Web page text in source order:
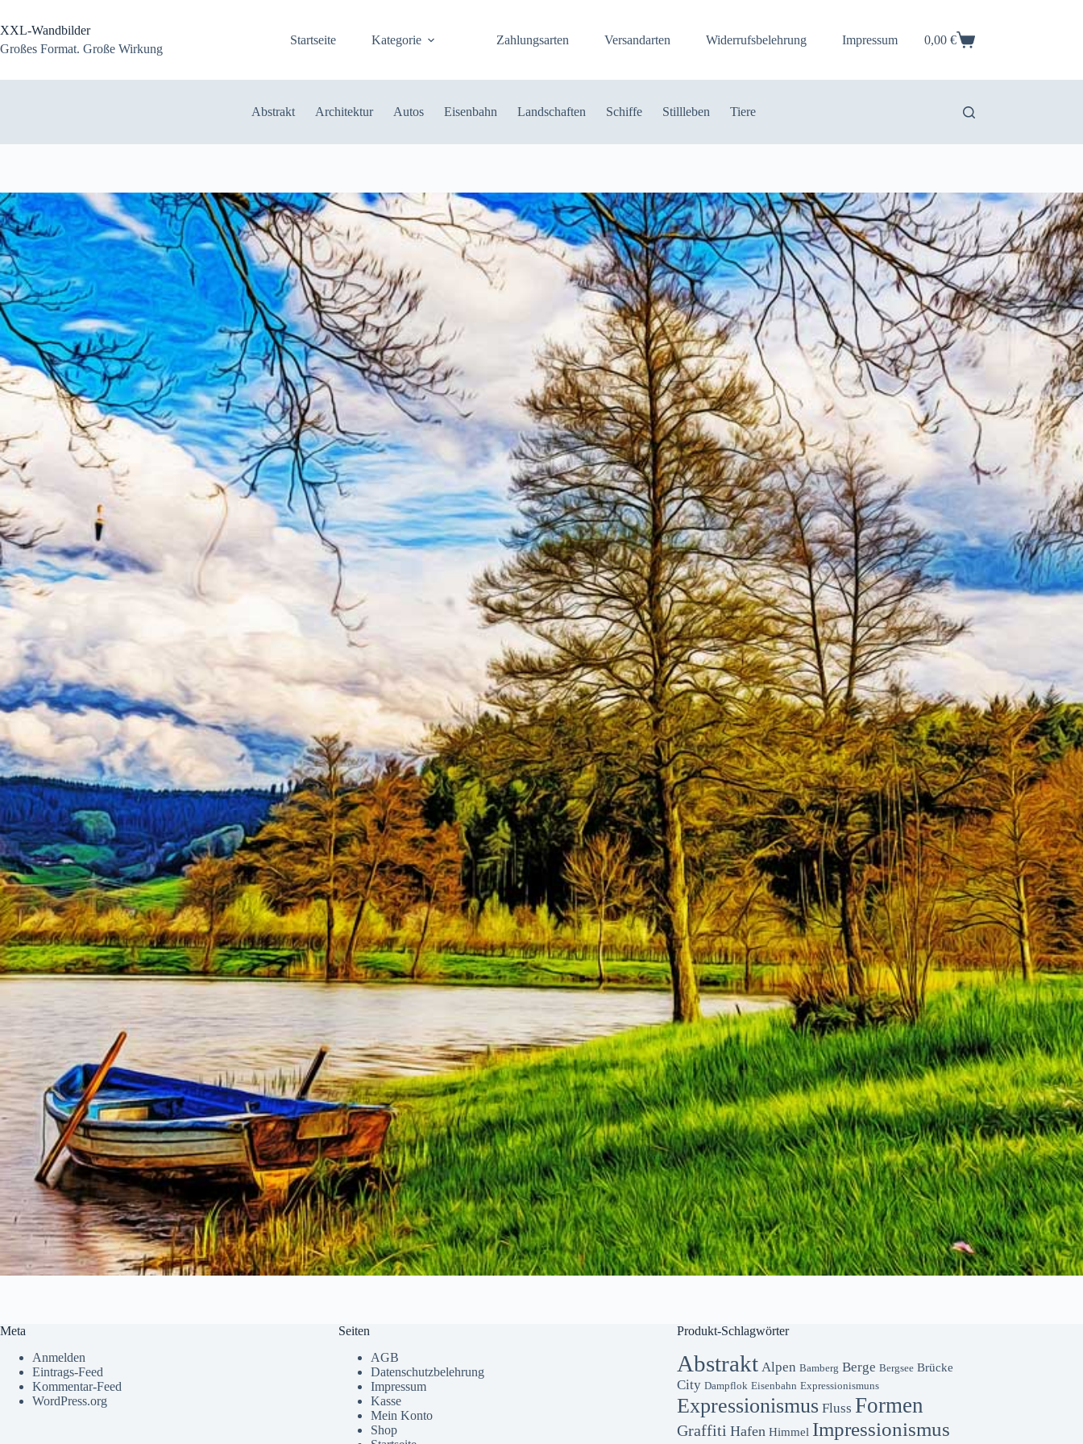
springen
XXL-Wandbilder
Großes Format. Große Wirkung
Startseite Kategorie Zahlungsarten Versandarten Widerrufsbelehrung Impressum Warenkorb
0,00 €
Abstrakt Architektur Autos Eisenbahn Landschaften Schiffe Stillleben Tiere
Meta
Anmelden
Eintrags-Feed
Kommentar-Feed
WordPress.org
Seiten
AGB
Datenschutzbelehrung
Impressum
Kasse
Mein Konto
Shop
Produkt-Schlagwörter
Abstrakt Alpen Bamberg Berge Bergsee Brücke
City Dampflok Eisenbahn Expressionismuns
Expressionismus Fluss Formen
Graffiti Hafen Himmel Impressionismus